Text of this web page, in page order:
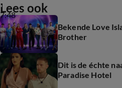
7:48
Lees ook
Bekende Love
Brother
Dit is de échte
Paradise Hotel